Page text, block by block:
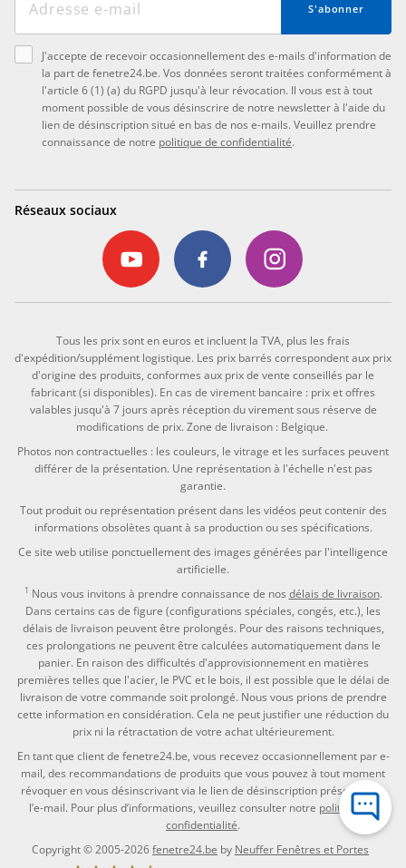
S'abonner
J'accepte de recevoir occasionnellement des e-mails d'information de
la part de fenetre24.be. Vos données seront traitées conformément à
l'article 6 (1) (a) du RGPD jusqu'à leur révocation. Il vous est à tout
moment possible de vous désinscrire de notre newsletter à l'aide du
lien de désinscription situé en bas de nos e-mails. Veuillez prendre
connaissance de notre politique de confidentialité.
Réseaux sociaux
Tous les prix sont en euros et incluent la TVA, plus les frais
d'expédition/supplément logistique. Les prix barrés correspondent aux prix
d'origine des produits, conformes aux prix de vente conseillés par le
fabricant (si disponibles). En cas de virement bancaire : prix et offres
valables jusqu'à 7 jours après réception du virement sous réserve de
modifications de prix. Zone de livraison : Belgique.
Photos non contractuelles : les couleurs, le vitrage et les surfaces peuvent
différer de la présentation. Une représentation à l'échelle n'est pas
garantie.
Tout produit ou représentation présent dans les vidéos peut contenir des
informations obsolètes quant à sa production ou ses spécifications.
Ce site web utilise ponctuellement des images générées par l'intelligence
artificielle.
1 Nous vous invitons à prendre connaissance de nos délais de livraison.
Dans certains cas de figure (configurations spéciales, congés, etc.), les
délais de livraison peuvent être prolongés. Pour des raisons techniques,
ces prolongations ne peuvent être calculées automatiquement dans le
panier. En raison des difficultés d'approvisionnement en matières
premières telles que l'acier, le PVC et le bois, il est possible que le délai de
livraison de votre commande soit prolongé. Nous vous prions de prendre
cette information en considération. Cela ne peut justifier une réduction du
prix ni la rétractation de votre achat ultérieurement.
En tant que client de fenetre24.be, vous recevez occasionnellement par e-
mail, des recommandations de produits que vous pouvez à tout moment
révoquer en vous désinscrivant via le lien de désinscription présent dans
l’e-mail. Pour plus d’informations, veuillez consulter notre politique de
confidentialité.
Copyright © 2005-2026fenetre24.be by Neuffer Fenêtres et Portes